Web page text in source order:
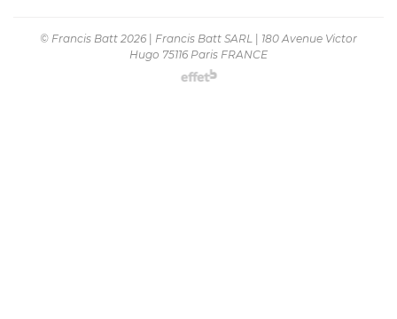
© Francis Batt 2026 Francis Batt SARL
180 Avenue Victor
Hugo 75116 Paris FRANCE